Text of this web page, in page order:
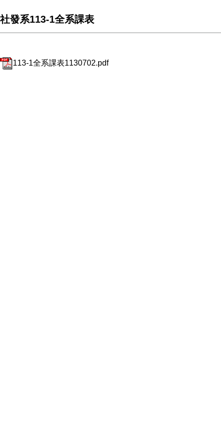
社發系113-1全系課表
113-1全系課表1130702.pdf